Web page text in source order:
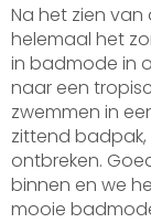
Na het zien
helemaal het
in badmode in
naar een
zwemmen in
zittend badpak,
ontbreken.
binnen en we
mooie